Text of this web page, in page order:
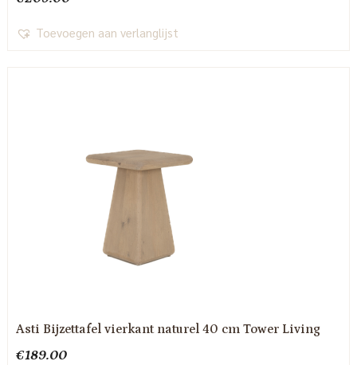
Toevoegen aan verlanglijst
Asti Bijzettafel vierkant naturel 40 cm Tower Living
€189.00